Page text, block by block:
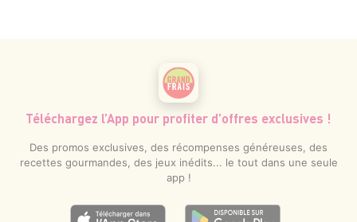
Téléchargez l’App pour profiter d’offres exclusives !
Des promos exclusives, des récompenses généreuses, des
recettes gourmandes, des jeux inédits... le tout dans une seule
app !